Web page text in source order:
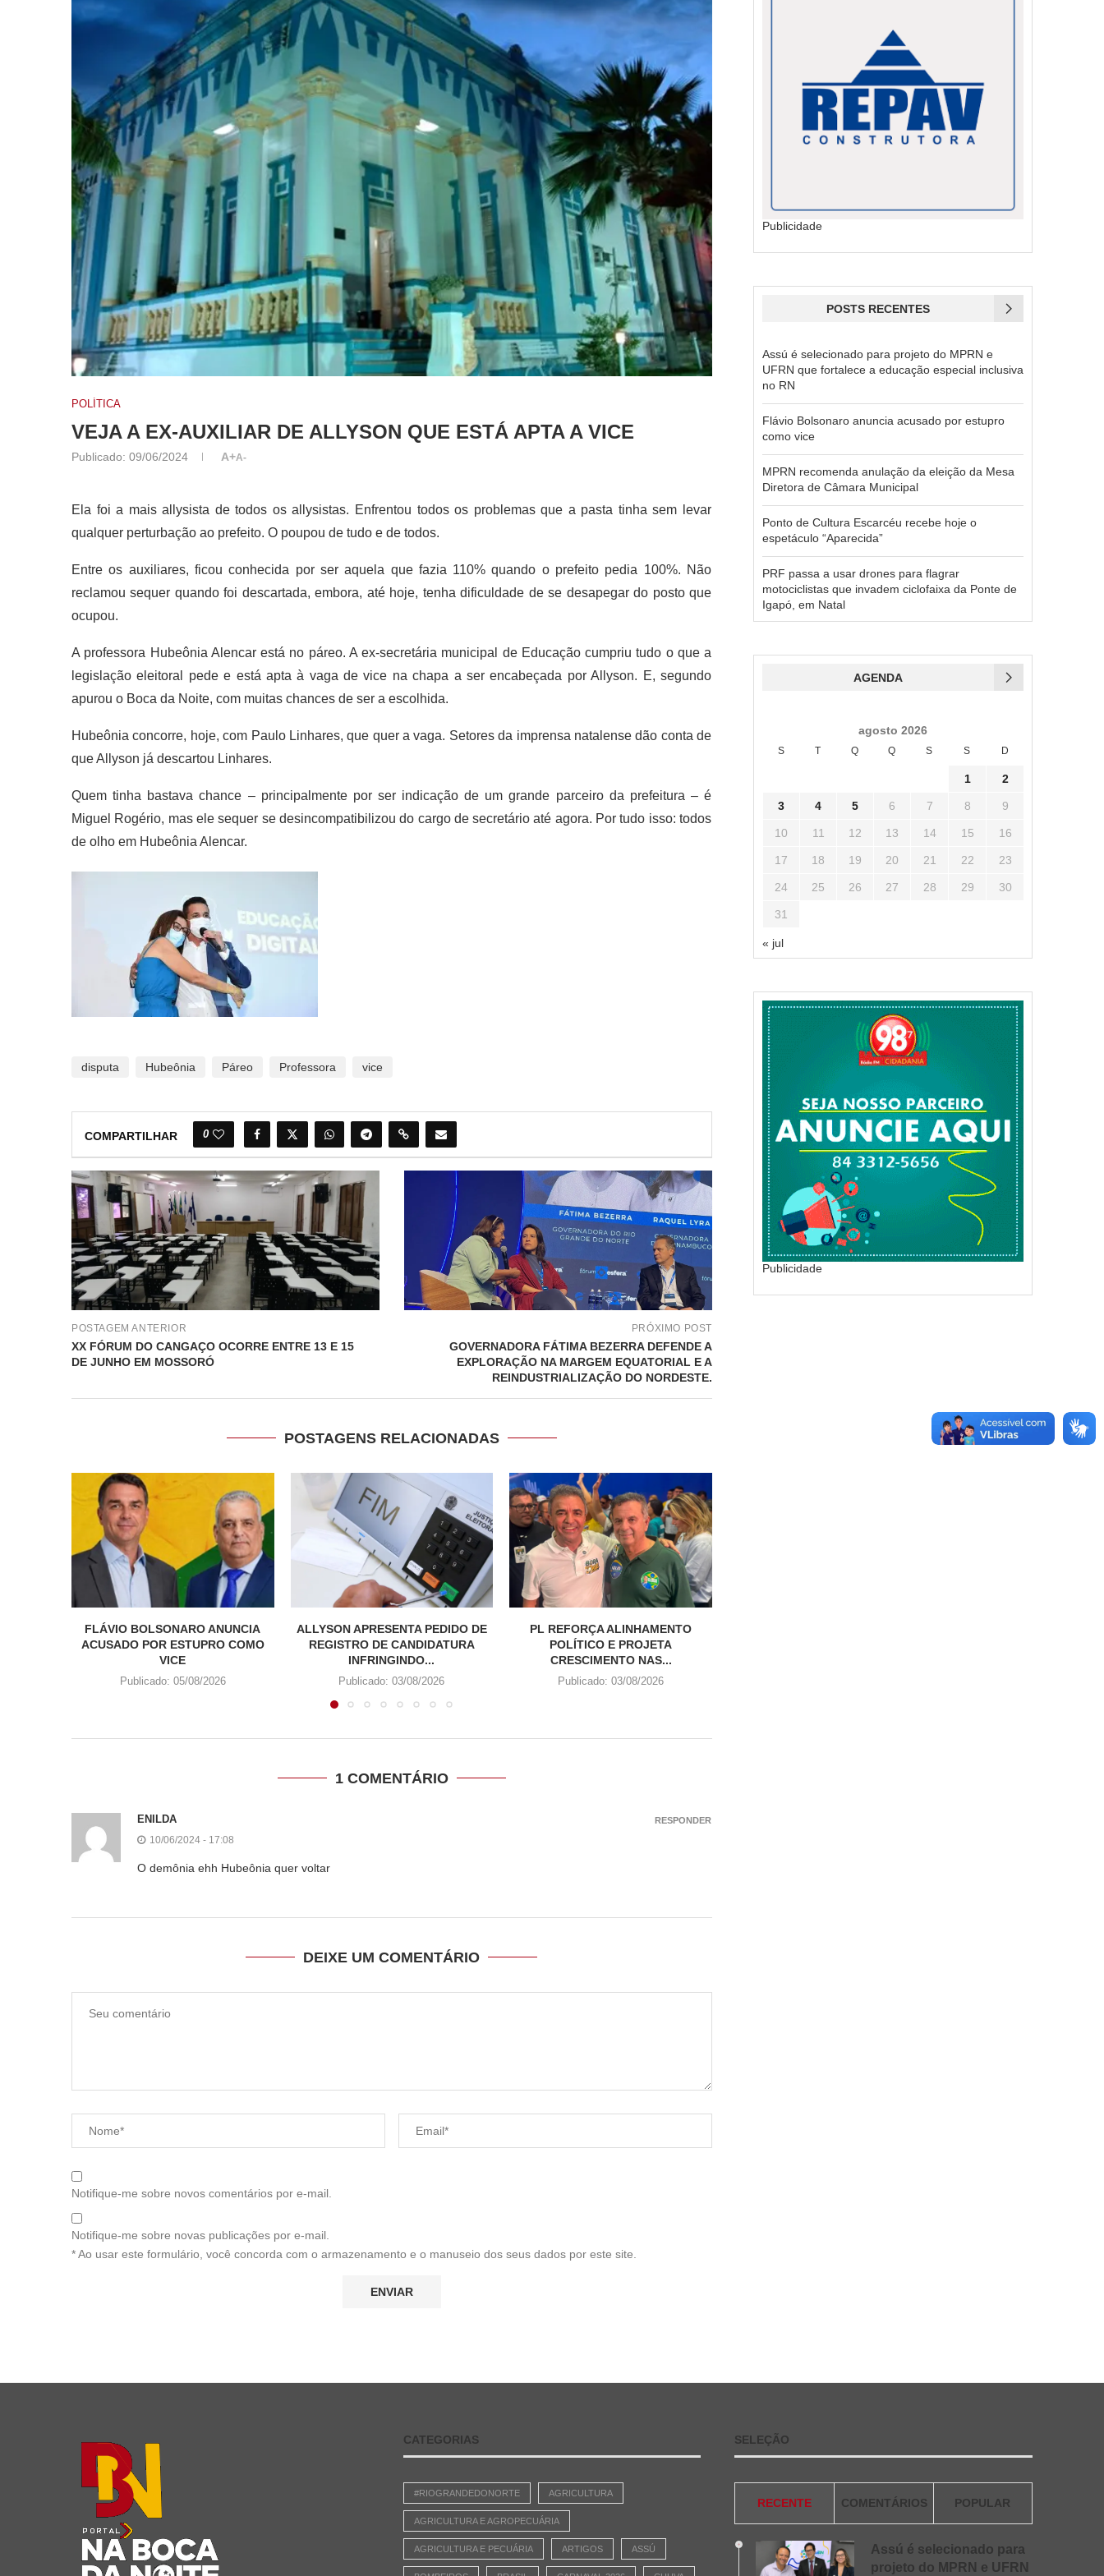
POLÍTICA
VEJA A EX-AUXILIAR DE ALLYSON QUE ESTÁ APTA A VICE
Publicado: 09/06/2024 A+A-
Ela foi a mais allysista de todos os allysistas. Enfrentou todos os problemas que a pasta tinha sem levar
qualquer perturbação ao prefeito. O poupou de tudo e de todos.
Entre os auxiliares, ficou conhecida por ser aquela que fazia 110% quando o prefeito pedia 100%. Não
reclamou sequer quando foi descartada, embora, até hoje, tenha dificuldade de se desapegar do posto que
ocupou.
A professora Hubeônia Alencar está no páreo. A ex-secretária municipal de Educação cumpriu tudo o que a
legislação eleitoral pede e está apta à vaga de vice na chapa a ser encabeçada por Allyson. E, segundo
apurou o Boca da Noite, com muitas chances de ser a escolhida.
Hubeônia concorre, hoje, com Paulo Linhares, que quer a vaga. Setores da imprensa natalense dão conta de
que Allyson já descartou Linhares.
Quem tinha bastava chance – principalmente por ser indicação de um grande parceiro da prefeitura – é
Miguel Rogério, mas ele sequer se desincompatibilizou do cargo de secretário até agora. Por tudo isso: todos
de olho em Hubeônia Alencar.
disputa Hubeônia Páreo Professora vice
COMPARTILHAR 0
POSTAGEM ANTERIOR
XX FÓRUM DO CANGAÇO OCORRE ENTRE 13 E 15
DE JUNHO EM MOSSORÓ
PRÓXIMO POST
GOVERNADORA FÁTIMA BEZERRA DEFENDE A
EXPLORAÇÃO NA MARGEM EQUATORIAL E A
REINDUSTRIALIZAÇÃO DO NORDESTE.
POSTAGENS RELACIONADAS
FLÁVIO BOLSONARO ANUNCIA
ACUSADO POR ESTUPRO COMO
VICE
Publicado: 05/08/2026
ALLYSON APRESENTA PEDIDO DE
REGISTRO DE CANDIDATURA
INFRINGINDO...
Publicado: 03/08/2026
PL REFORÇA ALINHAMENTO
POLÍTICO E PROJETA
CRESCIMENTO NAS...
Publicado: 03/08/2026
1 COMENTÁRIO
ENILDA
10/06/2024 - 17:08
O demônia ehh Hubeônia quer voltar
RESPONDER
DEIXE UM COMENTÁRIO
Notifique-me sobre novos comentários por e-mail.
Notifique-me sobre novas publicações por e-mail.
* Ao usar este formulário, você concorda com o armazenamento e o manuseio dos seus dados por este site.
Publicidade
POSTS RECENTES
Assú é selecionado para projeto do MPRN e
UFRN que fortalece a educação especial inclusiva
no RN
Flávio Bolsonaro anuncia acusado por estupro
como vice
MPRN recomenda anulação da eleição da Mesa
Diretora de Câmara Municipal
Ponto de Cultura Escarcéu recebe hoje o
espetáculo “Aparecida”
PRF passa a usar drones para flagrar
motociclistas que invadem ciclofaixa da Ponte de
Igapó, em Natal
AGENDA
agosto 2026
S T Q Q S S D
1 2
3 4 5 6 7 8 9
10 11 12 13 14 15 16
17 18 19 20 21 22 23
24 25 26 27 28 29 30
31
« jul
Publicidade
CATEGORIAS
#RIOGRANDEDONORTE AGRICULTURA
AGRICULTURA E AGROPECUÁRIA
AGRICULTURA E PECUÁRIA ARTIGOS ASSÚ
SELEÇÃO
RECENTE COMENTÁRIOS POPULAR
Assú é selecionado para
projeto do MPRN e UFRN